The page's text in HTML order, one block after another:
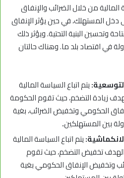
من خلال الضرائب والإنفاق
دخل المستهلك، في حين يؤثر الإنفاق
وتحسين البنية التحتية. ويؤثر ذلك
في اقتصاد بلد ما. وهناك حالتان
يتم اتباع السياسة المالية
زيادة التضخم، حيث تقوم الحكومة
الحكومي وتخفيض الضرائب، بغية
بين المستهلكين.
يتم اتباع السياسة المالية
الهدف تخفيض التضخم، حيث تقوم
وتخفيض الإنفاق الحكومي بغية